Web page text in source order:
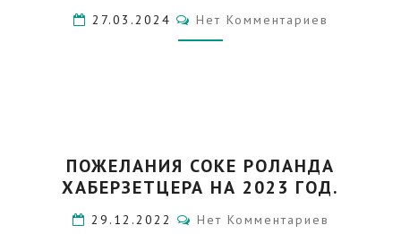
27.03.2024 Комментарии
Нет Комментариев
СОКЕ
РОЛАНДА
НА
ПОЖЕЛАНИЯ СОКЕ РОЛАНДА
ХАБЕРЗЕТЦЕРА НА 2023 ГОД.
29.12.2022 Комментарии
Нет Комментариев